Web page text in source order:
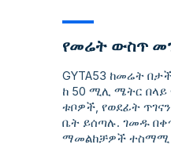
የመሬት ውስጥ
GYTA53 ከመሬት
ከ 50 ሚሊ ሜትር
ቱቦዎች, የወደፊት
ቤት ይሰጣሉ. ገመዱ
ማመልከቻዎች ተስማሚ